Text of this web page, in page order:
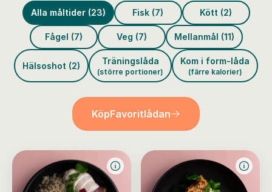
Alla måltider (23) Fisk (7) Kött (2)
Fågel (7) Veg (7) Mellanmål (11)
Hälsoshot (2) Träningslåda
(större portioner)
Kom i form-låda
(färre kalorier)
KöpFavoritlådan